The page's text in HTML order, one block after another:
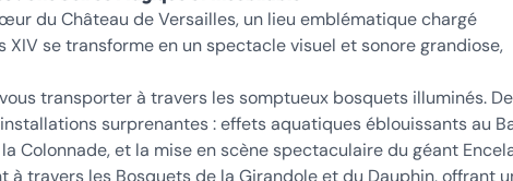
du Château de Versailles, un lieu emblématique chargé
se transforme en un spectacle visuel et sonore grandiose,
transporter à travers les somptueux bosquets illuminés.
surprenantes : effets aquatiques éblouissants au
Colonnade, et la mise en scène spectaculaire du géant
travers les Bosquets de la Girandole et du Dauphin, offrant